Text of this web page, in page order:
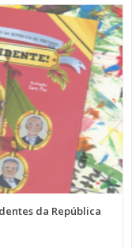
da República